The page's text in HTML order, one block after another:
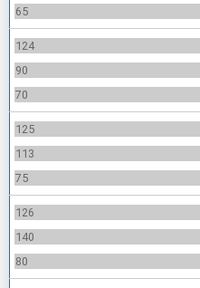
65
124
90
70
125
113
75
126
140
80